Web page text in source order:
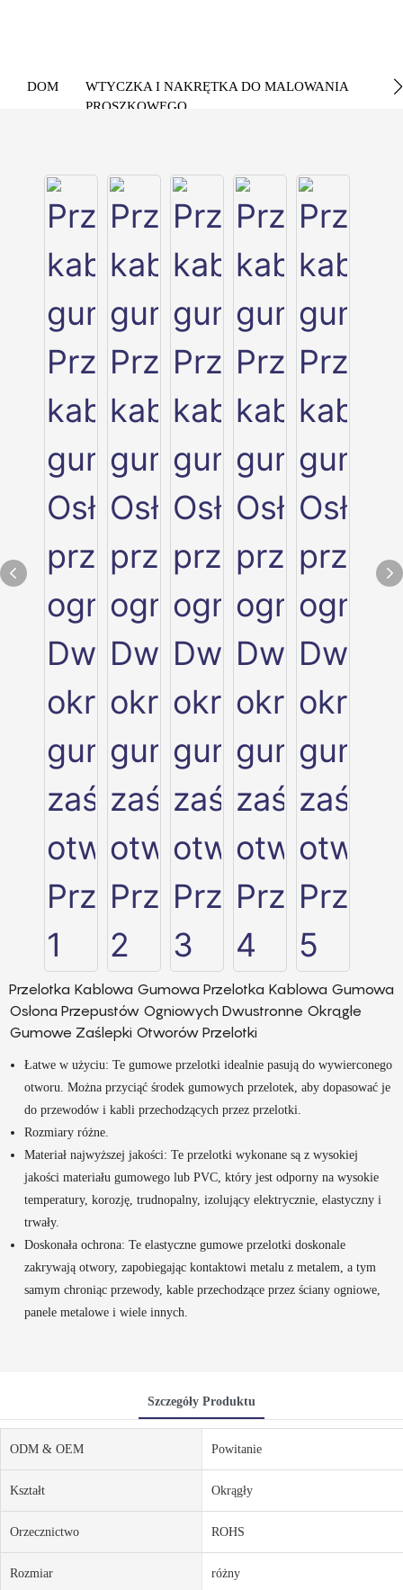
DOM
WTYCZKA I NAKRĘTKA DO MALOWANIA
PROSZKOWEGO
Przelotka Kablowa Gumowa Przelotka Kablowa Gumowa
Osłona Przepustów Ogniowych Dwustronne Okrągłe
Gumowe Zaślepki Otworów Przelotki
Łatwe w użyciu: Te gumowe przelotki idealnie pasują do wywierconego
otworu. Można przyciąć środek gumowych przelotek, aby dopasować je
do przewodów i kabli przechodzących przez przelotki.
Rozmiary różne.
Materiał najwyższej jakości: Te przelotki wykonane są z wysokiej
jakości materiału gumowego lub PVC, który jest odporny na wysokie
temperatury, korozję, trudnopalny, izolujący elektrycznie, elastyczny i
trwały.
Doskonała ochrona: Te elastyczne gumowe przelotki doskonale
zakrywają otwory, zapobiegając kontaktowi metalu z metalem, a tym
samym chroniąc przewody, kable przechodzące przez ściany ogniowe,
panele metalowe i wiele innych.
Szczegóły Produktu
ODM & OEM Powitanie
Kształt Okrągły
Orzecznictwo ROHS
Rozmiar różny